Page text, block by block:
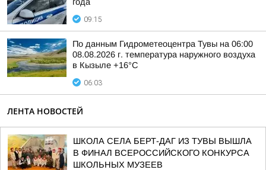
09:15
По данным Гидрометеоцентра Тувы на 06:00
08.08.2026 г. температура наружного воздуха
в Кызыле +16°С
06:03
ЛЕНТА НОВОСТЕЙ
ШКОЛА СЕЛА БЕРТ-ДАГ ИЗ ТУВЫ ВЫШЛА
В ФИНАЛ ВСЕРОССИЙСКОГО КОНКУРСА
ШКОЛЬНЫХ МУЗЕЕВ